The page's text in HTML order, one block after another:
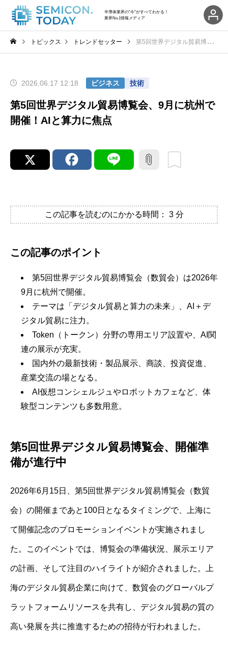
半導体業界の"今"がすべてわかる！
業界No.1情報メディア
トピックス トレンドセッター 第5回世界デジタル貿易博覧会、9月に杭州で開催！AIと算力に焦点
2026.06.17 12:18 ビジネス 技術
第5回世界デジタル貿易博覧会、9月に杭州で
開催！AIと算力に焦点
この記事を読むのにかかる時間： 3 分
この記事のポイント
第5回世界デジタル貿易博覧会（数貿会）は2026年
9月に杭州で開催。
テーマは「デジタル貿易と算力の未来」、AI＋デ
ジタル貿易に注力。
Token（トークン）分野の専用エリア設置や、AI関
連の展示が充実。
国内外の最新技術・製品展示、商談、投資促進、
産業交流の場となる。
AI仮想コンシェルジュやロボットカフェなど、体
験型コンテンツも多数用意。
第5回世界デジタル貿易博覧会、開催準
備が進行中
2026年6月15日、第5回世界デジタル貿易博覧会（数貿
会）の開催まであと100日となるタイミングで、上海に
て開催記念のプロモーションイベントが実施されまし
た。このイベントでは、博覧会の準備状況、展示エリア
の計画、そして注目のハイライトが紹介されました。上
海のデジタル貿易企業に向けて、数貿会のグローバルプ
ラットフォームリソースを共有し、デジタル貿易の質の
高い発展を共に推進するための招待が行われました。